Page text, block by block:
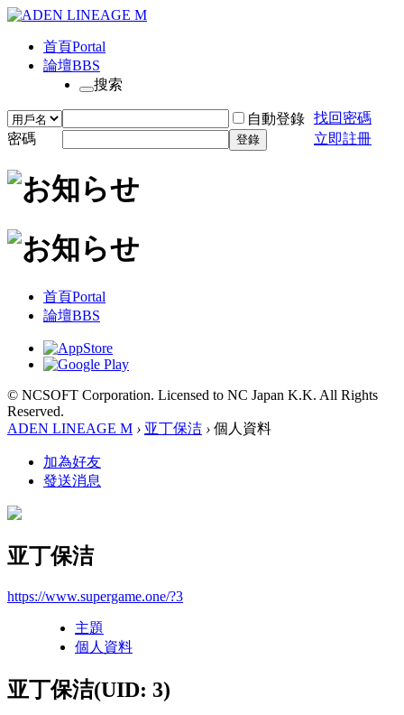
首頁Portal
論壇BBS
搜索
自動登錄 找回密碼
密碼
登錄 立即註冊
首頁Portal
論壇BBS
© NCSOFT Corporation. Licensed to NC Japan K.K. All Rights
Reserved.
ADEN LINEAGE M › 亚丁保洁 › 個人資料
加為好友
發送消息
亚丁保洁
https://www.supergame.one/?3
主題
個人資料
亚丁保洁(UID: 3)